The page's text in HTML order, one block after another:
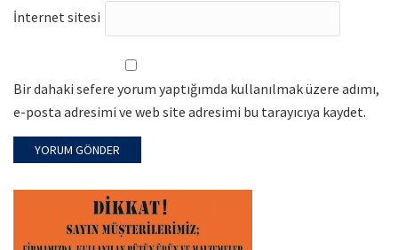
İnternet sitesi
Bir dahaki sefere yorum yaptığımda kullanılmak üzere adımı,
e-posta adresimi ve web site adresimi bu tarayıcıya kaydet.